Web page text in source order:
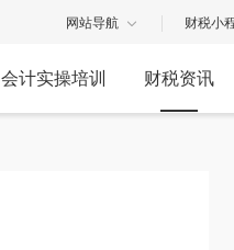
网站导航 财税小
会计实操培训 财税资讯